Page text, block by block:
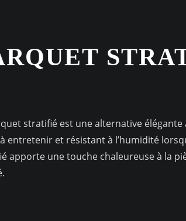
stratifié est une alternative
à entretenir et résistant à l’humidité
apporte une touche chaleureuse à la